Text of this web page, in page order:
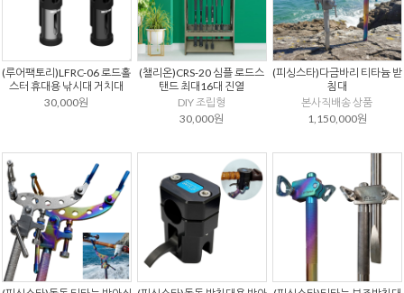
(루어팩토리)LFRC-06 로드홀
스터 휴대용 낚시대 거치대
30,000원
(챌리온)CRS-20 심플 로드스
탠드 최대16대 진열
DIY 조립형
30,000원
(피싱스타)다금바리 티타늄 받
침대
본사직배송 상품
1,150,000원